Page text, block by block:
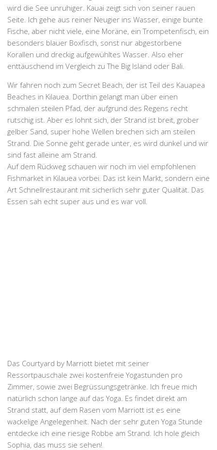
wird die See unruhiger. Kauai zeigt sich von seiner rauen
Seite. Ich gehe aus reiner Neugier ins Wasser, einige bunte
Fische, aber nicht viele, eine Moräne, ein Trompetenfisch, ein
besonders blauer Boxfisch, sonst nur abgestorbene
Korallen und dreckig aufgewühltes Wasser. Also eher
enttäuschend im Vergleich zu The Big Island oder Bali.
Wir fahren noch zum Secret Beach, der ist Teil des Kauapea
Beaches in Kilauea. Dorthin gelangt man über einen
schmalen steilen Pfad, der aufgrund des Regens recht
rutschig ist. Aber es lohnt sich, der Strand ist breit, grober
gelber Sand, super hohe Wellen brechen sich am steilen
Strand. Die Sonne geht gerade unter, es wird dunkel und wir
sind fast alleine am Strand.
Auf dem Rückweg schauen wir noch im viel empfohlenen
Fishmarket in Kilauea vorbei. Das ist kein Markt, sondern eine
Art Schnellrestaurant mit sicherlich sehr guter Qualität. Das
Essen sah echt super aus und es war voll.
Das Courtyard by Marriott bietet mit seiner
Ressortpauschale zwei kostenfreie Yogastunden pro
Zimmer, sowie zwei Begrüssungsgetränke. Ich freue mich
natürlich schon lange auf das Yoga. Es findet direkt am
Strand statt, auf dem Rasen vom Marriott ist es eine
wackelige Angelegenheit. Nach der sehr guten Yoga Stunde
entdecke ich eine riesige Robbe am Strand. Ich hole gleich
Sophia, das muss sie sehen!